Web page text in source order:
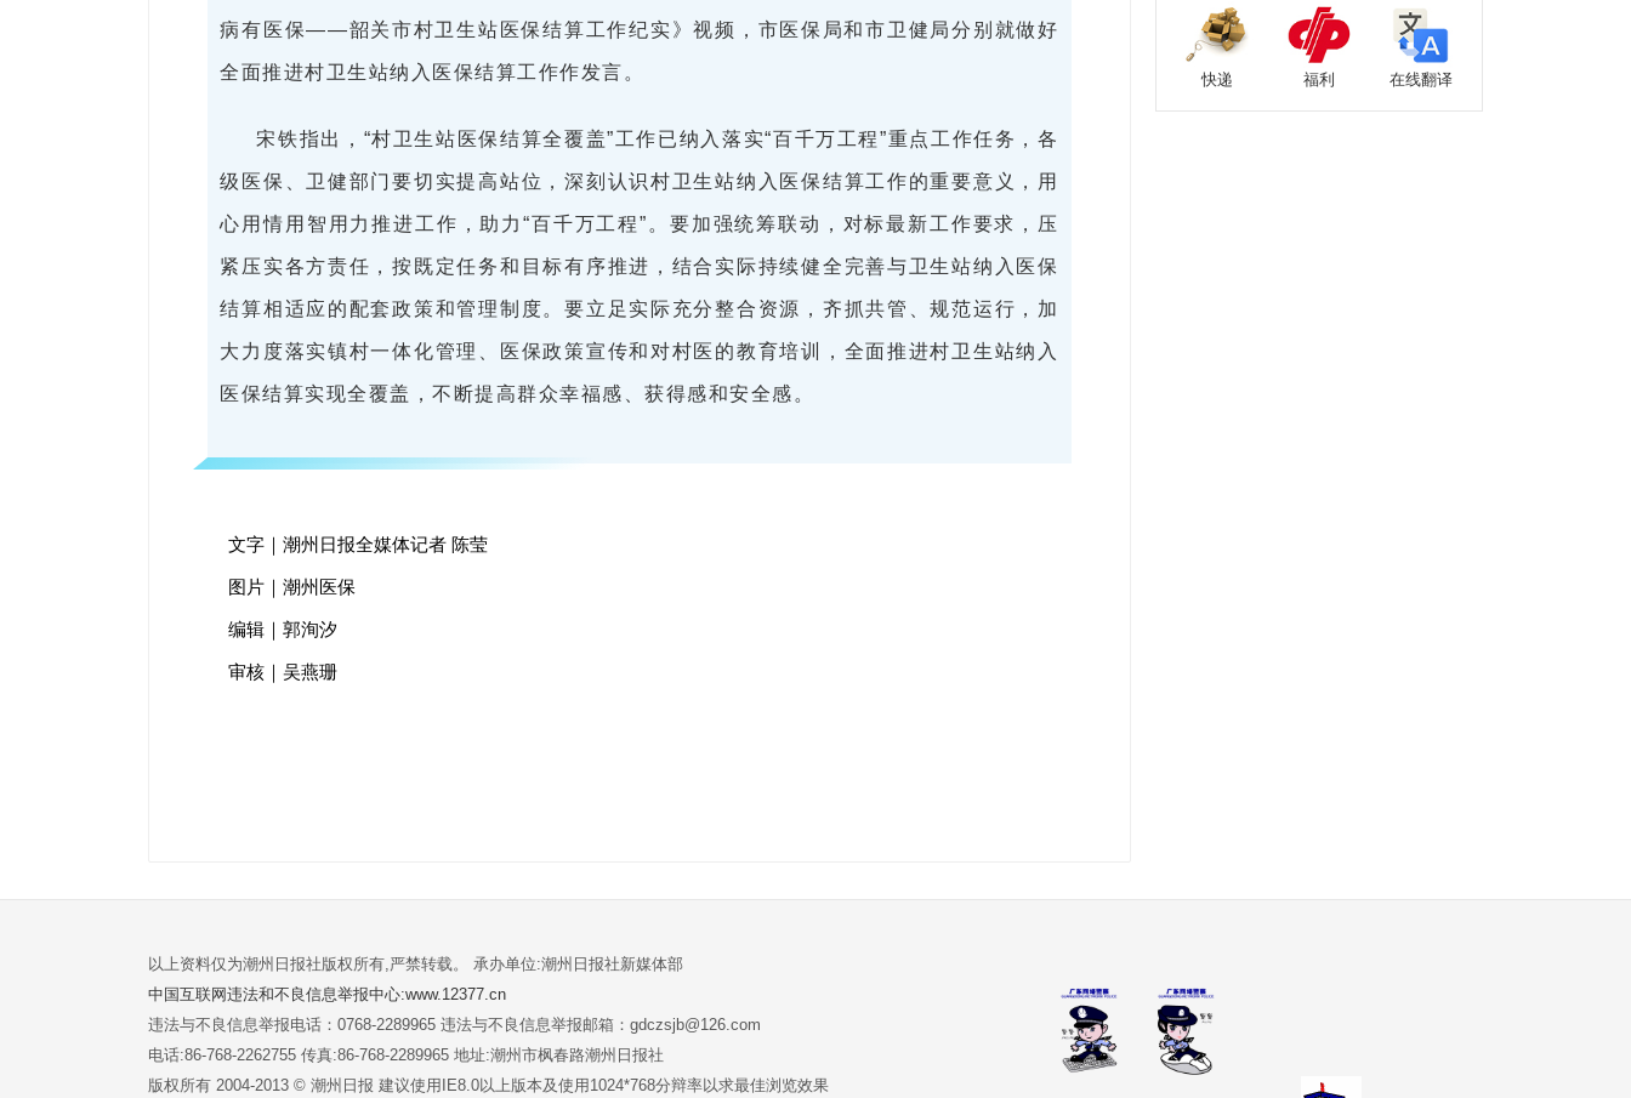
病有医保——韶关市村卫生站医保结算工作纪实》视频，市医保局和市卫健局分别就做好
全面推进村卫生站纳入医保结算工作作发言。
宋铁指出，“村卫生站医保结算全覆盖”工作已纳入落实“百千万工程”重点工作任务，各
级医保、卫健部门要切实提高站位，深刻认识村卫生站纳入医保结算工作的重要意义，用
心用情用智用力推进工作，助力“百千万工程”。要加强统筹联动，对标最新工作要求，压
紧压实各方责任，按既定任务和目标有序推进，结合实际持续健全完善与卫生站纳入医保
结算相适应的配套政策和管理制度。要立足实际充分整合资源，齐抓共管、规范运行，加
大力度落实镇村一体化管理、医保政策宣传和对村医的教育培训，全面推进村卫生站纳入
医保结算实现全覆盖，不断提高群众幸福感、获得感和安全感。
文字｜潮州日报全媒体记者 陈莹
图片｜潮州医保
编辑｜郭洵汐
审核｜吴燕珊
快递 福利 在线翻译
以上资料仅为潮州日报社版权所有,严禁转载。 承办单位:潮州日报社新媒体部
中国互联网违法和不良信息举报中心:www.12377.cn
违法与不良信息举报电话：0768-2289965 违法与不良信息举报邮箱：gdczsjb@126.com
电话:86-768-2262755 传真:86-768-2289965 地址:潮州市枫春路潮州日报社
版权所有 2004-2013 © 潮州日报 建议使用IE8.0以上版本及使用1024*768分辩率以求最佳浏览效果